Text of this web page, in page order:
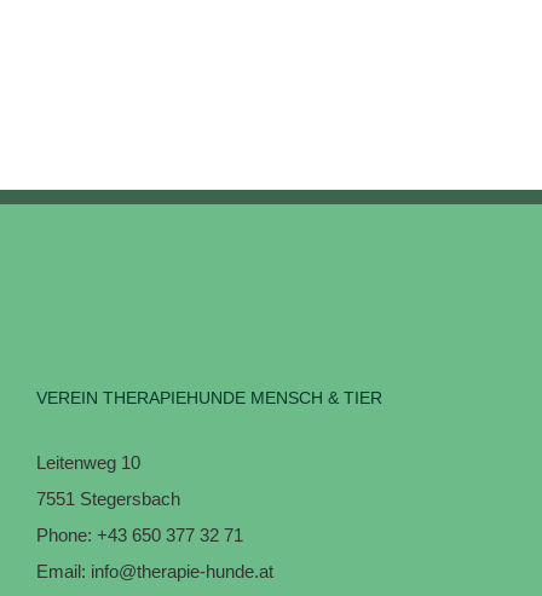
VEREIN THERAPIEHUNDE MENSCH & TIER
Leitenweg 10
7551 Stegersbach
Phone: +43 650 377 32 71
Email: info@therapie-hunde.at